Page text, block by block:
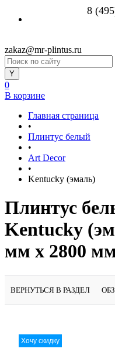
8
zakaz@mr-plintus.ru
0
В корзине
Главная страница
•
Плинтус белый
•
Art Decor
•
Kentucky (эмаль)
Плинтус
Kentucky
мм х 2800
ВЕРНУТЬСЯ В РАЗДЕЛ
Хочу скидку